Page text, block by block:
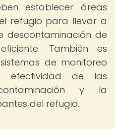
establecer áreas
refugio para llevar a
descontaminación de
También es
de monitoreo
efectividad de las
y la
del refugio.